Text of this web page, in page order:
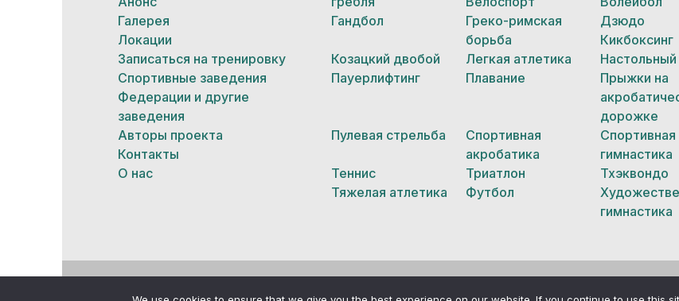
Галерея
Локации
Записаться на тренировку
Спортивные заведения
Федерации и другие
заведения
Авторы проекта
Контакты
О нас
Гандбол
Греко-римская
борьба
Дзюдо
Кикбоксинг
Козацкий двобой
Легкая атлетика
Настольный
Пауерлифтинг
Плавание
Прыжки на
дорожке
Пулевая стрельба
Спортивная
акробатика
Спортивная
гимнастика
Теннис
Триатлон
Тхэквондо
Тяжелая атлетика
Футбол
гимнастика
© Все права защищены